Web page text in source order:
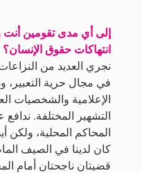
إلى أي مدى تقومين أنت
انتهاكات حقوق الإنسان؟
نجري العديد من النزاعات
في مجال حرية التعبير،
الإعلامية والشخصيات
التشهير المختلفة.
المحاكم المحلية، ولكن
قضيتان ناجحتان أمام